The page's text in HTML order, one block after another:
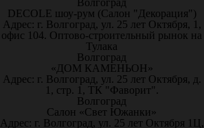
Волгоград
DECOLE шоу-рум (Салон "Декорация")
Адрес: г. Волгоград, ул. 25 лет Октября, 1,
офис 104. Оптово-строительный рынок на
Тулака
Волгоград
«ДОМ КАМЕНЬОН»
Адрес: г. Волгоград, ул. 25 лет Октября, д.
1, стр. 1, ТК "Фаворит".
Волгоград
Салон «Свет Южанки»
Адрес: г. Волгоград, ул. 25 лет Октября 1Ц,